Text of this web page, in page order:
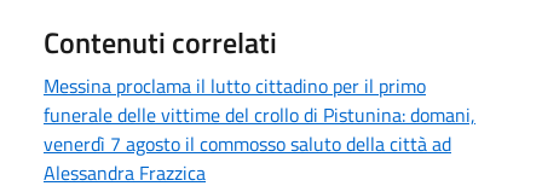
Contenuti correlati
Messina proclama il lutto cittadino per il primo
funerale delle vittime del crollo di Pistunina: domani,
venerdì 7 agosto il commosso saluto della città ad
Alessandra Frazzica